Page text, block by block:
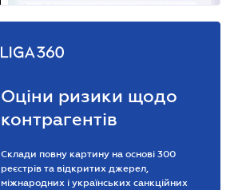
Оціни ризики щодо
контрагентів
Склади повну картину на основі 300
реєстрів та відкритих джерел,
міжнародних і українських санкційних